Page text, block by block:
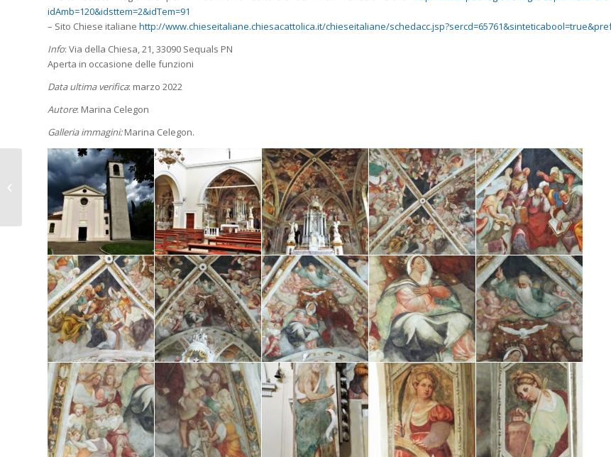
idAmb=120&idsttem=2&idTem=91
– Sito Chiese italiane http://www.chieseitaliane.chiesacattolica.it/chieseitaliane/
Info: Via della Chiesa, 21, 33090 Sequals PN
Aperta in occasione delle funzioni
Data ultima verifica: marzo 2022
Autore: Marina Celegon
Galleria immagini:Marina Celegon.
SPILIMBERGO (PN).
Chiesa dei Santi
Giuseppe e
Pantaleone e annesso
convento...